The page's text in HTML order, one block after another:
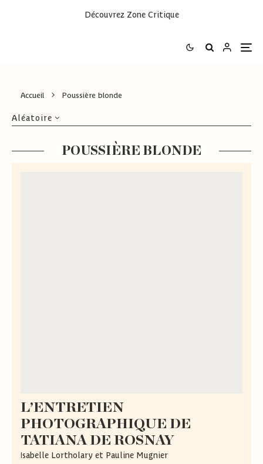
Découvrez Zone Critique
Accueil Poussière blonde
Aléatoire
POUSSIÈRE BLONDE
L’ENTRETIEN
PHOTOGRAPHIQUE DE
TATIANA DE ROSNAY
Isabelle Lortholary et Pauline Mugnier